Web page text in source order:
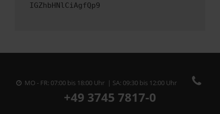
IGZhbHNlCiAgfQp9
MO - FR: 07:00 bis 18:00 Uhr | SA: 09:30 bis 12:00 Uhr
+49 3745 7817-0